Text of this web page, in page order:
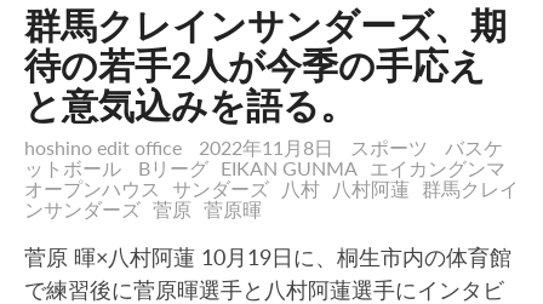
群馬クレインサンダーズ、期
待の若手2人が今季の手応え
と意気込みを語る。
hoshino edit office 2022年11月8日 スポーツ
バスケ
ットボール
Bリーグ EIKAN GUNMA
エイカングンマ
オープンハウス
サンダーズ 八村 八村阿蓮
群馬クレイ
ンサンダーズ 菅原 菅原暉
菅原 暉×八村阿蓮 10月19日に、桐生市内の体育館
で練習後に菅原暉選手と八村阿蓮選手にインタビ